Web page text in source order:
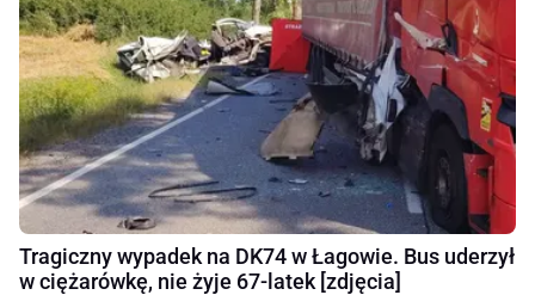
Tragiczny wypadek na DK74 w Łagowie. Bus uderzył
w ciężarówkę, nie żyje 67-latek [zdjęcia]